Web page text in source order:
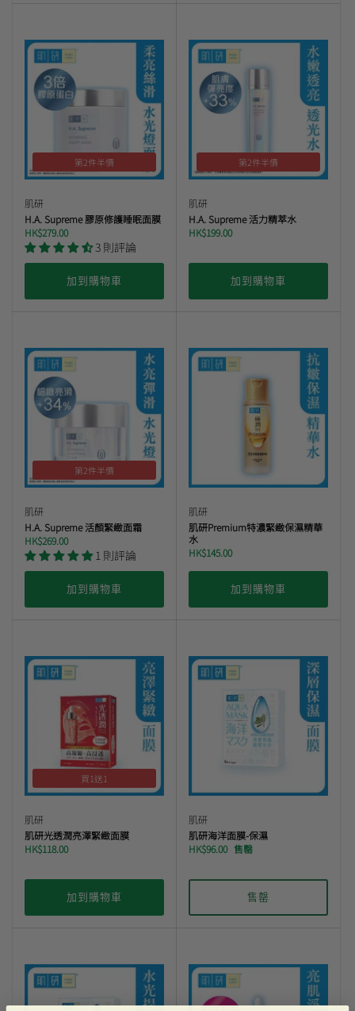
第2件半價
肌研
H.A. Supreme 膠原修護睡眠面膜
HK$279.00
3 則評論
加到購物車
第2件半價
肌研
H.A. Supreme 活力精萃水
HK$199.00
加到購物車
第2件半價
肌研
H.A. Supreme 活顏緊緻面霜
HK$269.00
1 則評論
加到購物車
肌研
肌研Premium特濃緊緻保濕精華
水
HK$145.00
加到購物車
買1送1
肌研
肌研光透潤亮澤緊緻面膜
HK$118.00
加到購物車
肌研
肌研海洋面膜-保濕
HK$96.00 售罄
售罄